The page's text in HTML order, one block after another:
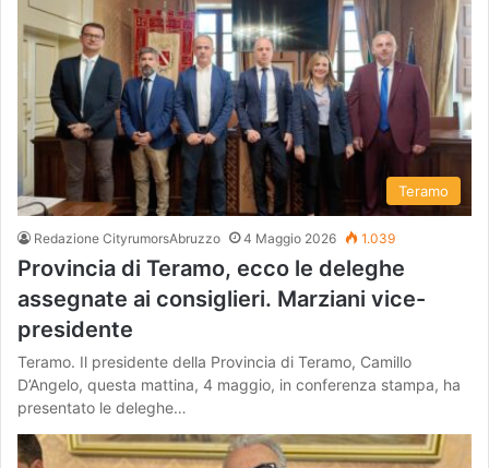
Teramo
Redazione CityrumorsAbruzzo 4 Maggio 2026 1.039
Provincia di Teramo, ecco le deleghe
assegnate ai consiglieri. Marziani vice-
presidente
Teramo. Il presidente della Provincia di Teramo, Camillo
D’Angelo, questa mattina, 4 maggio, in conferenza stampa, ha
presentato le deleghe…